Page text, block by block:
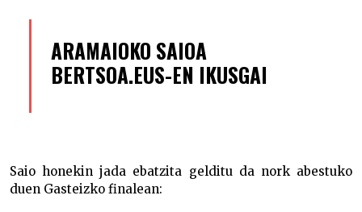
ARAMAIOKO SAIOA
BERTSOA.EUS-EN IKUSGAI
Saio honekin jada ebatzita gelditu da nork abestuko
duen Gasteizko finalean: